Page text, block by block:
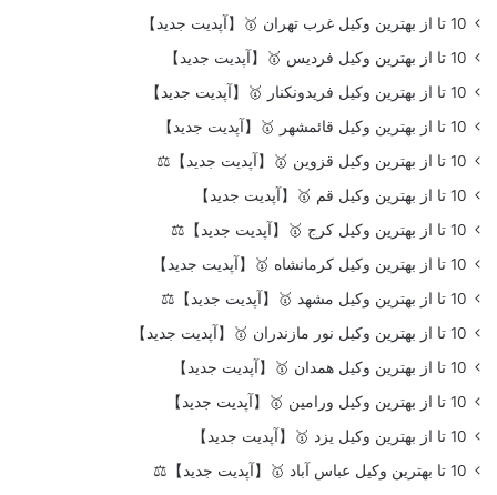
10 تا از بهترین وکیل غرب تهران 🥇【آپدیت جدید】
10 تا از بهترین وکیل فردیس 🥇【آپدیت جدید】
10 تا از بهترین وکیل فریدونکنار 🥇【آپدیت جدید】
10 تا از بهترین وکیل قائمشهر 🥇【آپدیت جدید】
10 تا از بهترین وکیل قزوین 🥇【آپدیت جدید】⚖️
10 تا از بهترین وکیل قم 🥇【آپدیت جدید】
10 تا از بهترین وکیل کرج 🥇【آپدیت جدید】⚖️
10 تا از بهترین وکیل کرمانشاه 🥇【آپدیت جدید】
10 تا از بهترین وکیل مشهد 🥇【آپدیت جدید】⚖️
10 تا از بهترین وکیل نور مازندران 🥇【آپدیت جدید】
10 تا از بهترین وکیل همدان 🥇【آپدیت جدید】
10 تا از بهترین وکیل ورامین 🥇【آپدیت جدید】
10 تا از بهترین وکیل یزد 🥇【آپدیت جدید】
10 تا بهترین وکیل عباس آباد 🥇【آپدیت جدید】⚖️